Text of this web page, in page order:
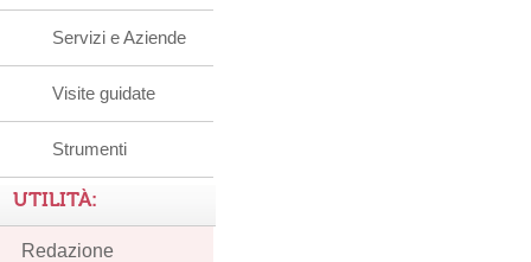
Servizi e Aziende
Visite guidate
Strumenti
UTILITÀ:
Redazione